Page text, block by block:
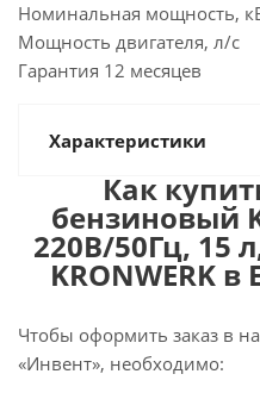
Номинальная мощность,
Мощность двигателя, л/
Гарантия 12 месяцев
Характеристики
Как
бензиновый
220В/50Гц, 15
KRONWERK
Чтобы оформить заказ в
«Инвент», необходимо: